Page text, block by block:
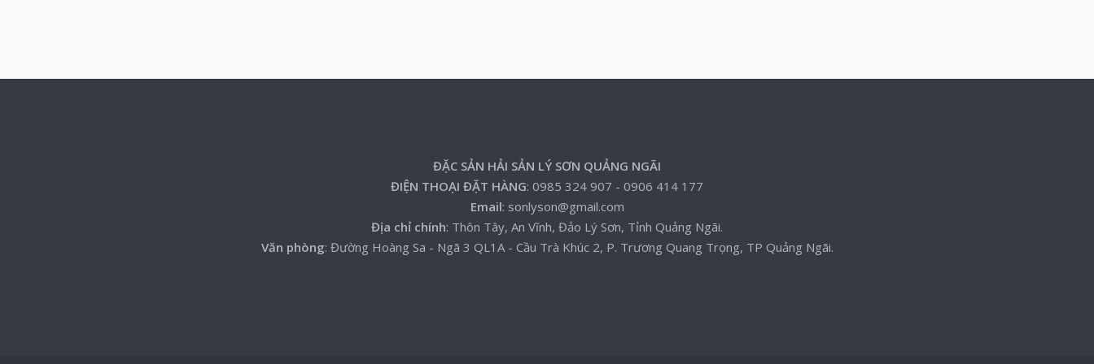
ĐẶC SẢN HẢI SẢN LÝ SƠN QUẢNG NGÃI
ĐIỆN THOẠI ĐẶT HÀNG: 0985 324 907 - 0906 414 177
Email: sonlyson@gmail.com
Địa chỉ chính: Thôn Tây, An Vĩnh, Đảo Lý Sơn, Tỉnh Quảng Ngãi.
Văn phòng: Đường Hoàng Sa - Ngã 3 QL1A - Cầu Trà Khúc 2, P. Trương Quang Trọng, TP Quảng Ngãi.